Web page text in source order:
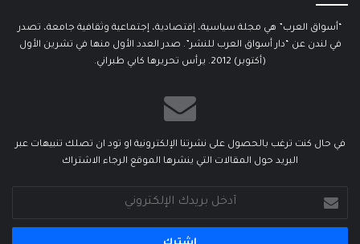
“أسواق العرب” هي مجلة سياسية، إقتصادية، إجتماعية وثقافية جامعة، تصدر
في لندن عن “دار أسواق العرب للنشر”. صدر العدد الأول منها في تشرين الأول
(أكتوبر) 2012. يرأس تحريرها كابي طبراني.
في حال كنت ترغب بالحصول على نشرتنا الإلكترونية او تود ان تصلك تنبيهات عبر
البريد حول المقالات التي ينشرها الموقع الرجاء الاشتراك
بريدك
الإلكتروني